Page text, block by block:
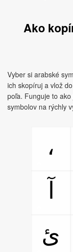
Ako
Vyber si arabské
ich skopíruj a vlož
poľa. Funguje to
symbolov na rýchly
،
ئ